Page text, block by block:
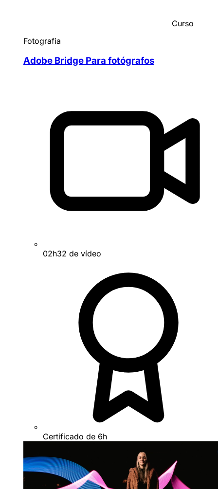
Curso
Fotografia
Adobe Bridge Para fotógrafos
02h32 de vídeo
Certificado de 6h